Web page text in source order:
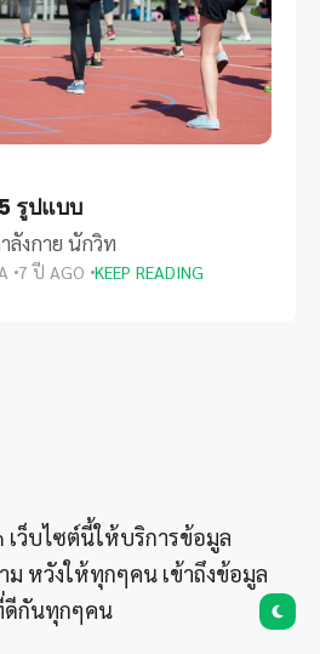
รูปแบบ
ลังกาย นักวิท
7 ปี AGO KEEP READING
ว็บไซต์นี้ให้บริการข้อมูล
หวังให้ทุกๆคน เข้าถึงข้อมูล
กันทุกๆคน